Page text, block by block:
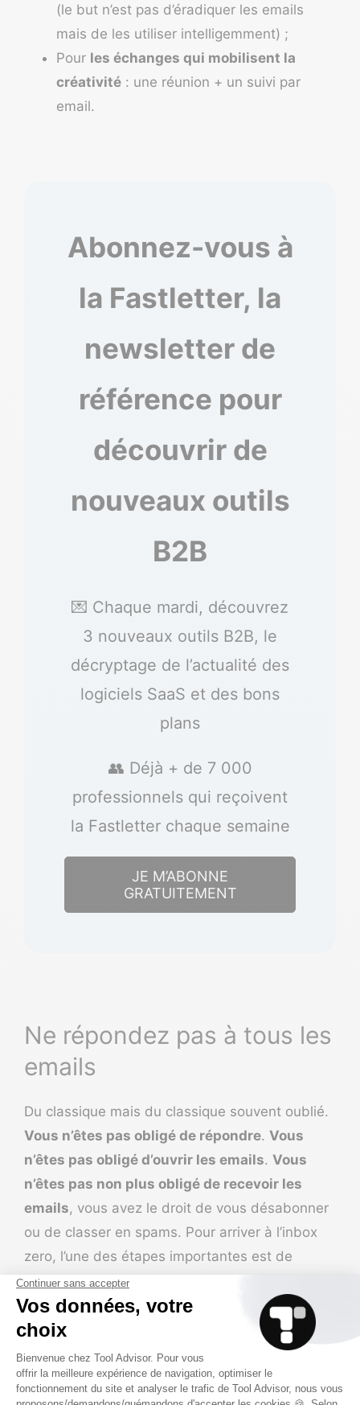
(le but n’est pas d’éradiquer les emails
mais de les utiliser intelligemment) ;
Pour les échanges qui mobilisent la
créativité : une réunion + un suivi par
email.
Abonnez-vous à
la Fastletter, la
newsletter de
référence pour
découvrir de
nouveaux outils
B2B
💌 Chaque mardi, découvrez
3 nouveaux outils B2B, le
décryptage de l’actualité des
logiciels SaaS et des bons
plans
👥 Déjà + de 7 000
professionnels qui reçoivent
la Fastletter chaque semaine
JE M’ABONNE
GRATUITEMENT
Ne répondez pas à tous les
emails
Du classique mais du classique souvent oublié.
Vous n’êtes pas obligé de répondre. Vous
n’êtes pas obligé d’ouvrir les emails. Vous
n’êtes pas non plus obligé de recevoir les
emails, vous avez le droit de vous désabonner
ou de classer en spams. Pour arriver à l’inbox
zero, l’une des étapes importantes est de
supprimer :
Les emails de notifications inutiles ;
Les abonnements aux newsletters que
vous n’avez pas lues 3 fois de suite ;
Classer en spams les emails de